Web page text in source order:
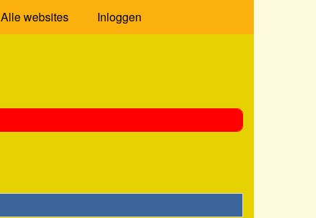
Alle websites Inloggen